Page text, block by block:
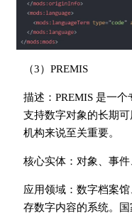
（3）PREMIS
描述：PREMIS 是一
支持数字对象的长期
机构来说至关重要。
核心实体：对象、事件
应用领域：数字档案
存数字内容的系统。